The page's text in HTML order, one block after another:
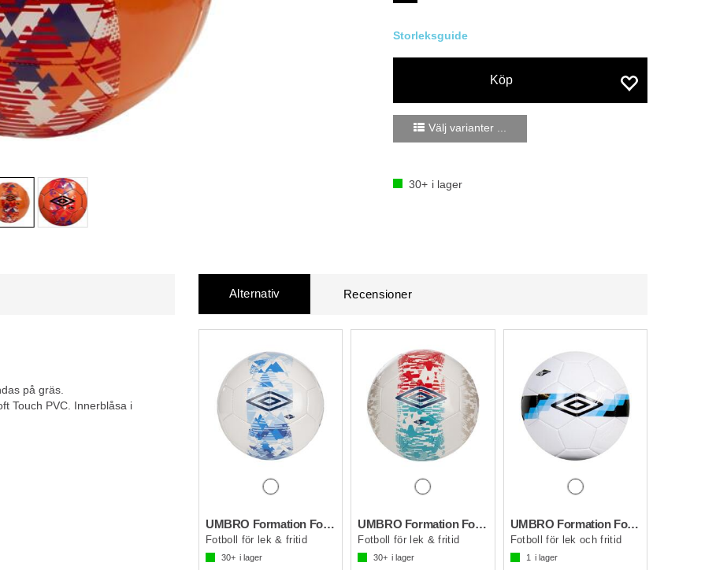
Köp
Välj varianter ...
30+ i lager
på gräs.
Touch PVC. Innerblåsa i
Alternativ Recensioner
UMBRO Formation Football
Fotboll för lek & fritid
30+ i lager
UMBRO Formation Football
Fotboll för lek & fritid
30+ i lager
UMBRO Formation Football
Fotboll för lek och fritid
1 i lager